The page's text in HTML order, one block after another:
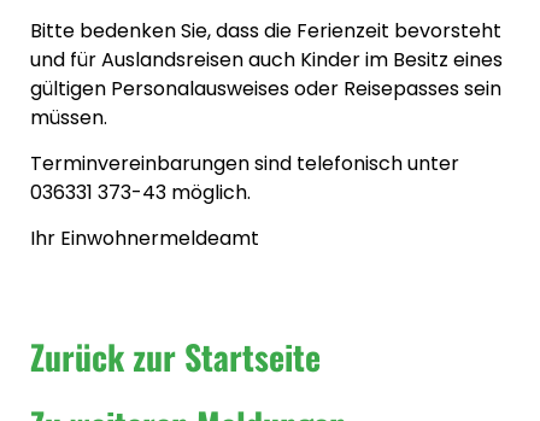
Bitte bedenken Sie, dass die Ferienzeit bevorsteht
und für Auslandsreisen auch Kinder im Besitz eines
gültigen Personalausweises oder Reisepasses sein
müssen.
Terminvereinbarungen sind telefonisch unter
036331 373-43 möglich.
Ihr Einwohnermeldeamt
Zurück zur Startseite